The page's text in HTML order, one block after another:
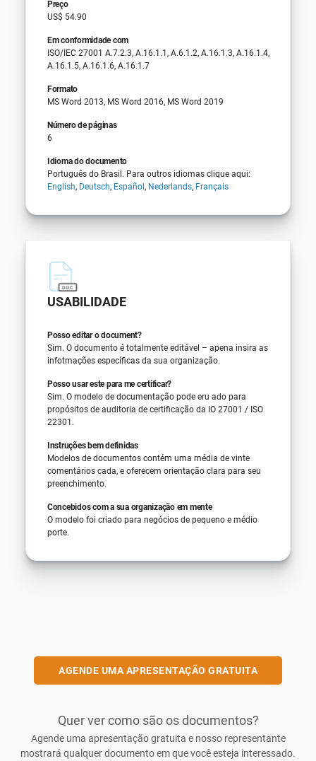
Preço
US$ 54.90
Em conformidade com
ISO/IEC 27001 A.7.2.3, A.16.1.1, A.6.1.2, A.16.1.3, A.16.1.4,
A.16.1.5, A.16.1.6, A.16.1.7
Formato
MS Word 2013, MS Word 2016, MS Word 2019
Número de páginas
6
Idioma do documento
Português do Brasil. Para outros idiomas clique aqui:
English, Deutsch, Español, Nederlands, Français
USABILIDADE
Posso editar o document?
Sim. O documento é totalmente editável – apena insira as
infotmações específicas da sua organização.
Posso usar este para me certificar?
Sim. O modelo de documentação pode eru ado para
propósitos de auditoria de certificação da IO 27001 / ISO
22301.
Instruções bem definidas
Modelos de documentos contém uma média de vinte
comentários cada, e oferecem orientação clara para seu
preenchimento.
Concebidos com a sua organização em mente
O modelo foi criado para negócios de pequeno e médio
porte.
AGENDE UMA APRESENTAÇÃO GRATUITA
Quer ver como são os documentos?
Agende uma apresentação gratuita e nosso representante
mostrará qualquer documento em que você esteja interessado.